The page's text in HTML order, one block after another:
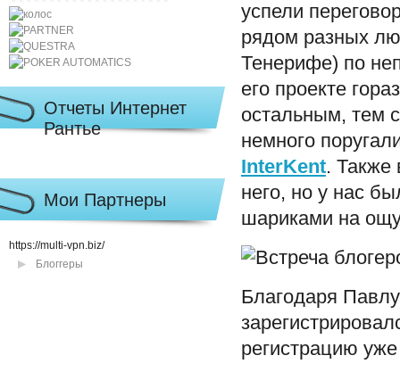
Отчеты Интернет
Рантье
Мои Партнеры
https://multi-vpn.biz/
Блоггеры
успели
рядом разных
Тенерифе) по
его проекте
остальным, тем
немного
InterKent.
него, но у нас
шариками на
Благодаря
регистрацию